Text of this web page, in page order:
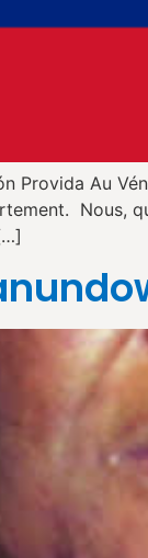
Provida Au
Nous,